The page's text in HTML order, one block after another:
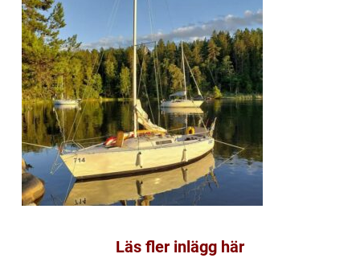
Läs fler inlägg här